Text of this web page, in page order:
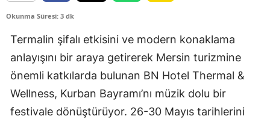
Okunma Süresi: 3 dk
Termalin şifalı etkisini ve modern konaklama
anlayışını bir araya getirerek Mersin turizmine
önemli katkılarda bulunan BN Hotel Thermal &
Wellness, Kurban Bayramı’nı müzik dolu bir
festivale dönüştürüyor. 26-30 Mayıs tarihlerini